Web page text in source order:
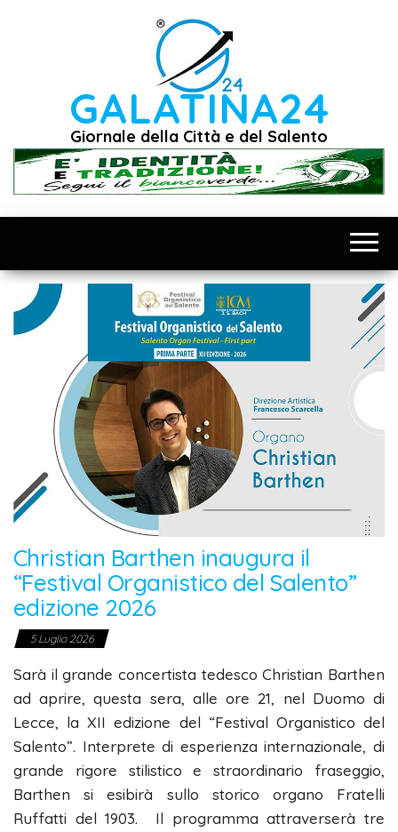
GALATINA24
Giornale della Città e del Salento
Christian Barthen inaugura il
“Festival Organistico del Salento”
edizione 2026
5 Luglio 2026
Sarà il grande concertista tedesco Christian Barthen
ad aprire, questa sera, alle ore 21, nel Duomo di
Lecce, la XII edizione del “Festival Organistico del
Salento”. Interprete di esperienza internazionale, di
grande rigore stilistico e straordinario fraseggio,
Barthen si esibirà sullo storico organo Fratelli
Ruffatti del 1903. Il programma attraverserà tre